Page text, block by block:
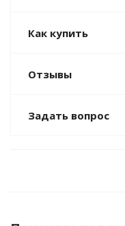
Как купить
Отзывы
Задать вопрос